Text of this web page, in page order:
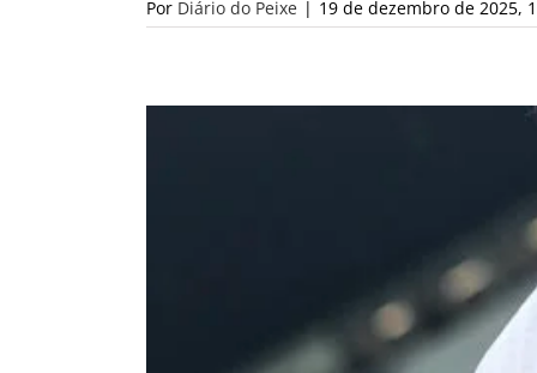
Por Diário do Peixe | 19 de dezembro de 2025,